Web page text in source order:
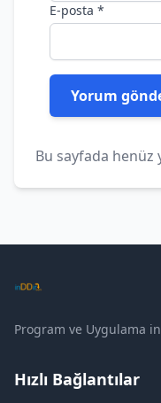
E-posta *
Bu sayfada henüz
Program ve Uygulama
Hızlı Bağlantılar